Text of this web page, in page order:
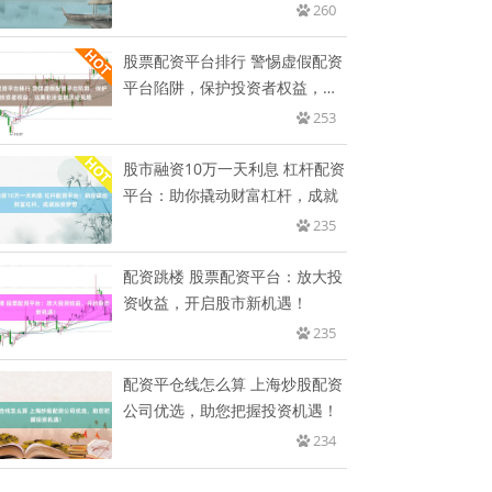
260
股票配资平台排行 警惕虚假配资
平台陷阱，保护投资者权益，远
253
股市融资10万一天利息 杠杆配资
平台：助你撬动财富杠杆，成就
235
配资跳楼 股票配资平台：放大投
资收益，开启股市新机遇！
235
配资平仓线怎么算 上海炒股配资
公司优选，助您把握投资机遇！
234